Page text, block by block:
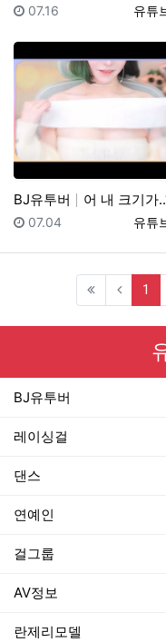
등록
유튜
등록일
07.16
BJ유투버 어 내 크기가
등록
유튜
등록일
07.04
1
BJ유투버
레이싱걸
댄스
연예인
걸그룹
AV정보
란제리모델